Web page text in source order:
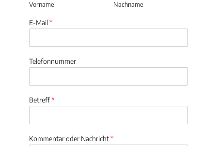
Vorname Nachname
E-Mail*
Telefonnummer
Betreff*
Kommentar oder Nachricht*